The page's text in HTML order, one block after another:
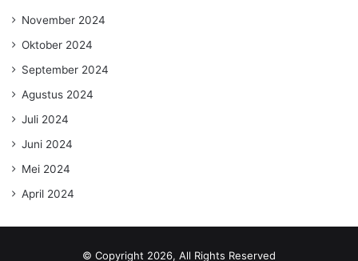
November 2024
Oktober 2024
September 2024
Agustus 2024
Juli 2024
Juni 2024
Mei 2024
April 2024
© Copyright 2026, All Rights Reserved